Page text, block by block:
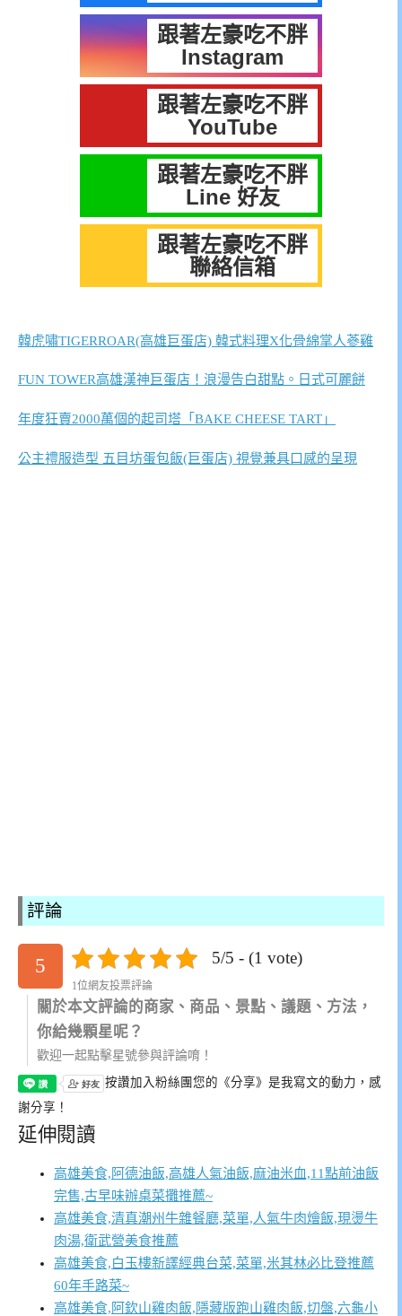
跟著左豪吃不胖
Instagram
跟著左豪吃不胖
YouTube
跟著左豪吃不胖
Line 好友
跟著左豪吃不胖
聯絡信箱
韓虎嘯TIGERROAR(高雄巨蛋店) 韓式料理X化骨綿掌人蔘雞
FUN TOWER高雄漢神巨蛋店！浪漫告白甜點。日式可麗餅
年度狂賣2000萬個的起司塔「BAKE CHEESE TART」
公主禮服造型 五目坊蛋包飯(巨蛋店) 視覺兼具口感的呈現
評論
5 5/5 - (1 vote)
1位網友投票評論
關於本文評論的商家、商品、景點、議題、方法，
你給幾顆星呢？
歡迎一起點擊星號參與評論唷！
按讚加入粉絲團您的《分享》是我寫文的動力，感
謝分享！
延伸閱讀
高雄美食,阿德油飯,高雄人氣油飯,麻油米血,11點前油飯
完售,古早味辦桌菜攤推薦~
高雄美食,清真潮州牛雜餐廳,菜單,人氣牛肉燴飯,現燙牛
肉湯,衛武營美食推薦
高雄美食,白玉樓新譯經典台菜,菜單,米其林必比登推薦
60年手路菜~
高雄美食,阿欽山雞肉飯,隱藏版跑山雞肉飯,切盤,六龜小